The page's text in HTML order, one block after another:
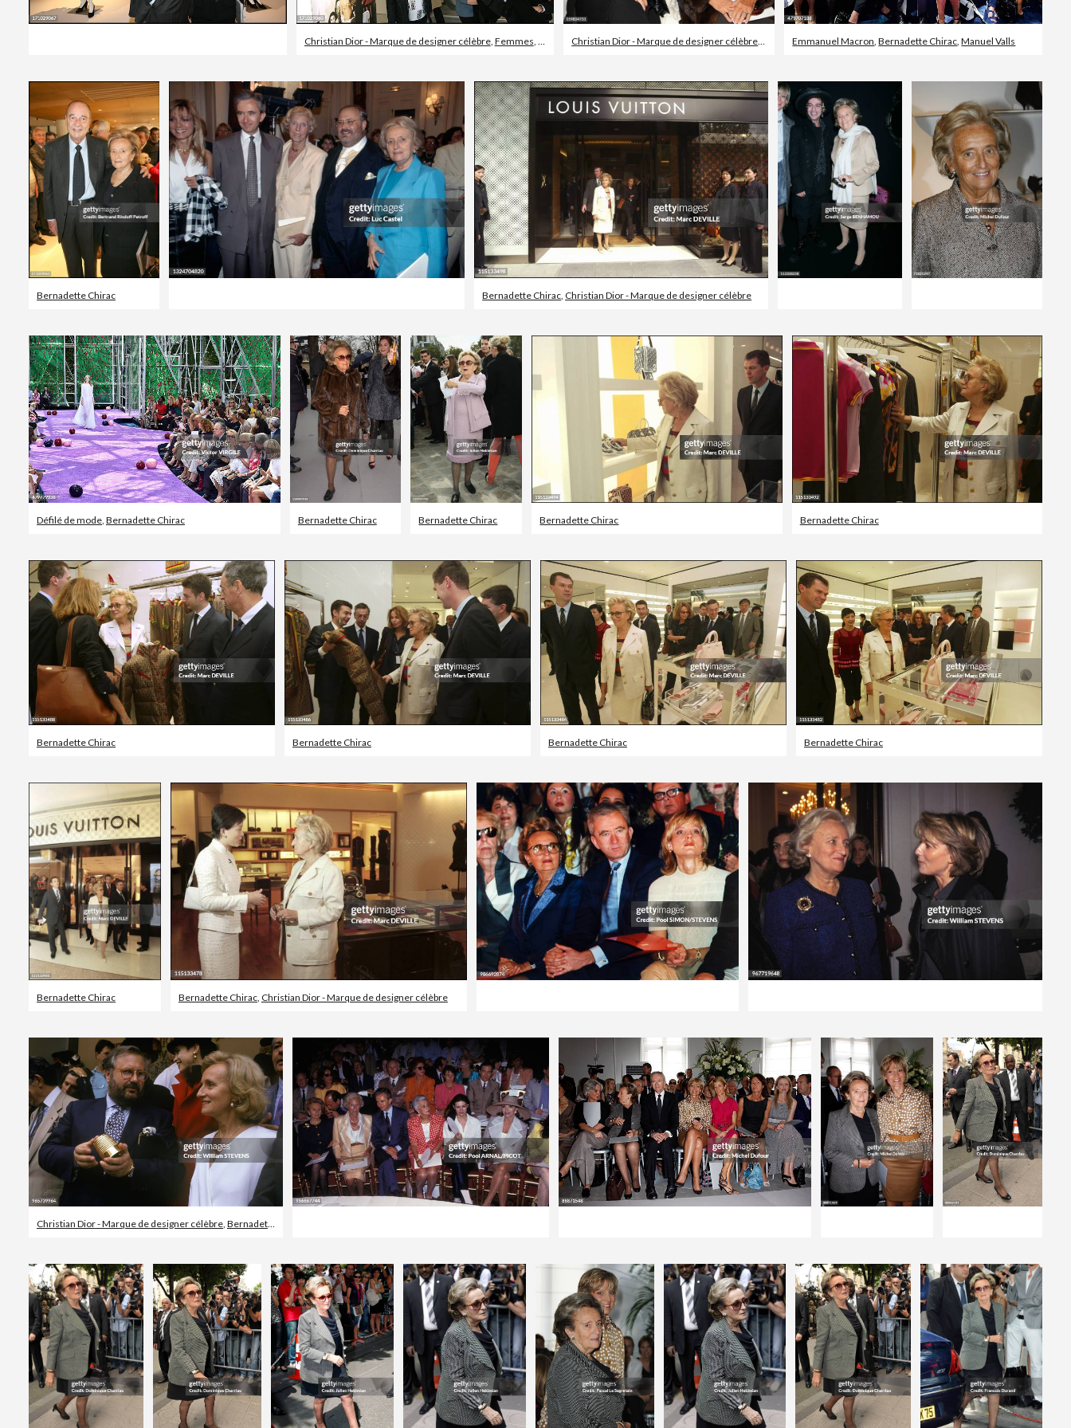
Christian Dior - Marque de designer célèbre, Femmes, Bernadette Chirac Christian Dior - Marque de designer célèbre
,Bernadette Chirac
Emmanuel Macron,Bernadette Chirac,Manuel Valls
Bernadette Chirac Bernadette Chirac, Christian Dior - Marque de designer célèbre
Défilé de mode, Bernadette Chirac Bernadette Chirac Bernadette Chirac Bernadette Chirac Bernadette Chirac
Bernadette Chirac Bernadette Chirac Bernadette Chirac Bernadette Chirac
Bernadette Chirac Bernadette Chirac, Christian Dior - Marque de designer célèbre
Christian Dior - Marque de designer célèbre Bernadette Chirac